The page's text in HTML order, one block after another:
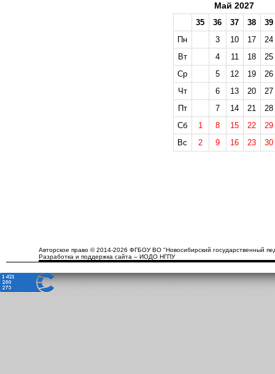
Май 2027
35 36 37 38
39
Пн
3 10 17
24
Вт
4 11 18
25
Ср
5 12 19
26
Чт
6 13 20
27
Пт
7 14 21
28
Сб
1 8 15 22
29
Вс
2 9 16 23 30
Авторское право © 2014-2026 ФГБОУ ВО "Новосибирский государственный
Разработка и поддержка сайта – ИОДО НГПУ